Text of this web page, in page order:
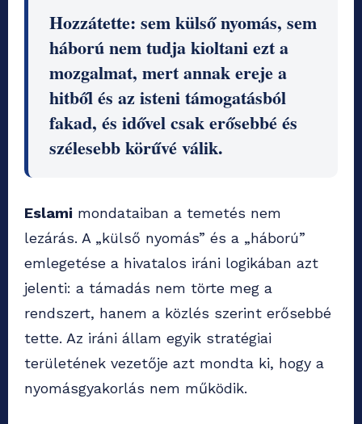
Hozzátette: sem külső nyomás, sem
háború nem tudja kioltani ezt a
mozgalmat, mert annak ereje a
hitből és az isteni támogatásból
fakad, és idővel csak erősebbé és
szélesebb körűvé válik.
Eslami mondataiban a temetés nem
lezárás. A „külső nyomás” és a „háború”
emlegetése a hivatalos iráni logikában azt
jelenti: a támadás nem törte meg a
rendszert, hanem a közlés szerint erősebbé
tette. Az iráni állam egyik stratégiai
területének vezetője azt mondta ki, hogy a
nyomásgyakorlás nem működik.